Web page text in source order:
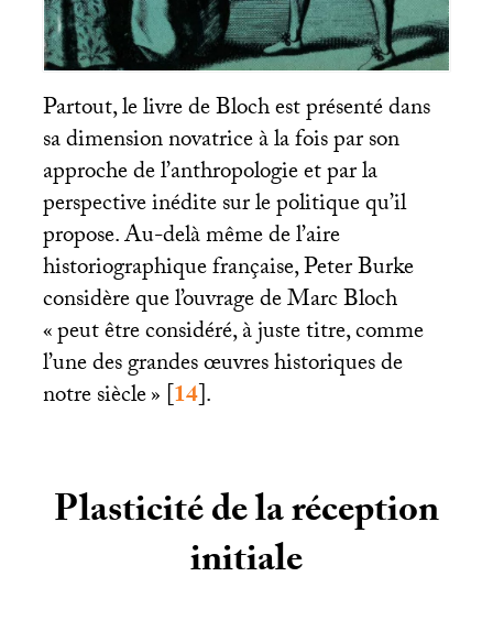
Partout, le livre de Bloch est présenté dans
sa dimension novatrice à la fois par son
approche de l’anthropologie et par la
perspective inédite sur le politique qu’il
propose. Au-delà même de l’aire
historiographique française, Peter Burke
considère que l’ouvrage de Marc Bloch
«peut être considéré, à juste titre, comme
l’une des grandes œuvres historiques de
notre siècle»[14].
Plasticité de la réception
initiale